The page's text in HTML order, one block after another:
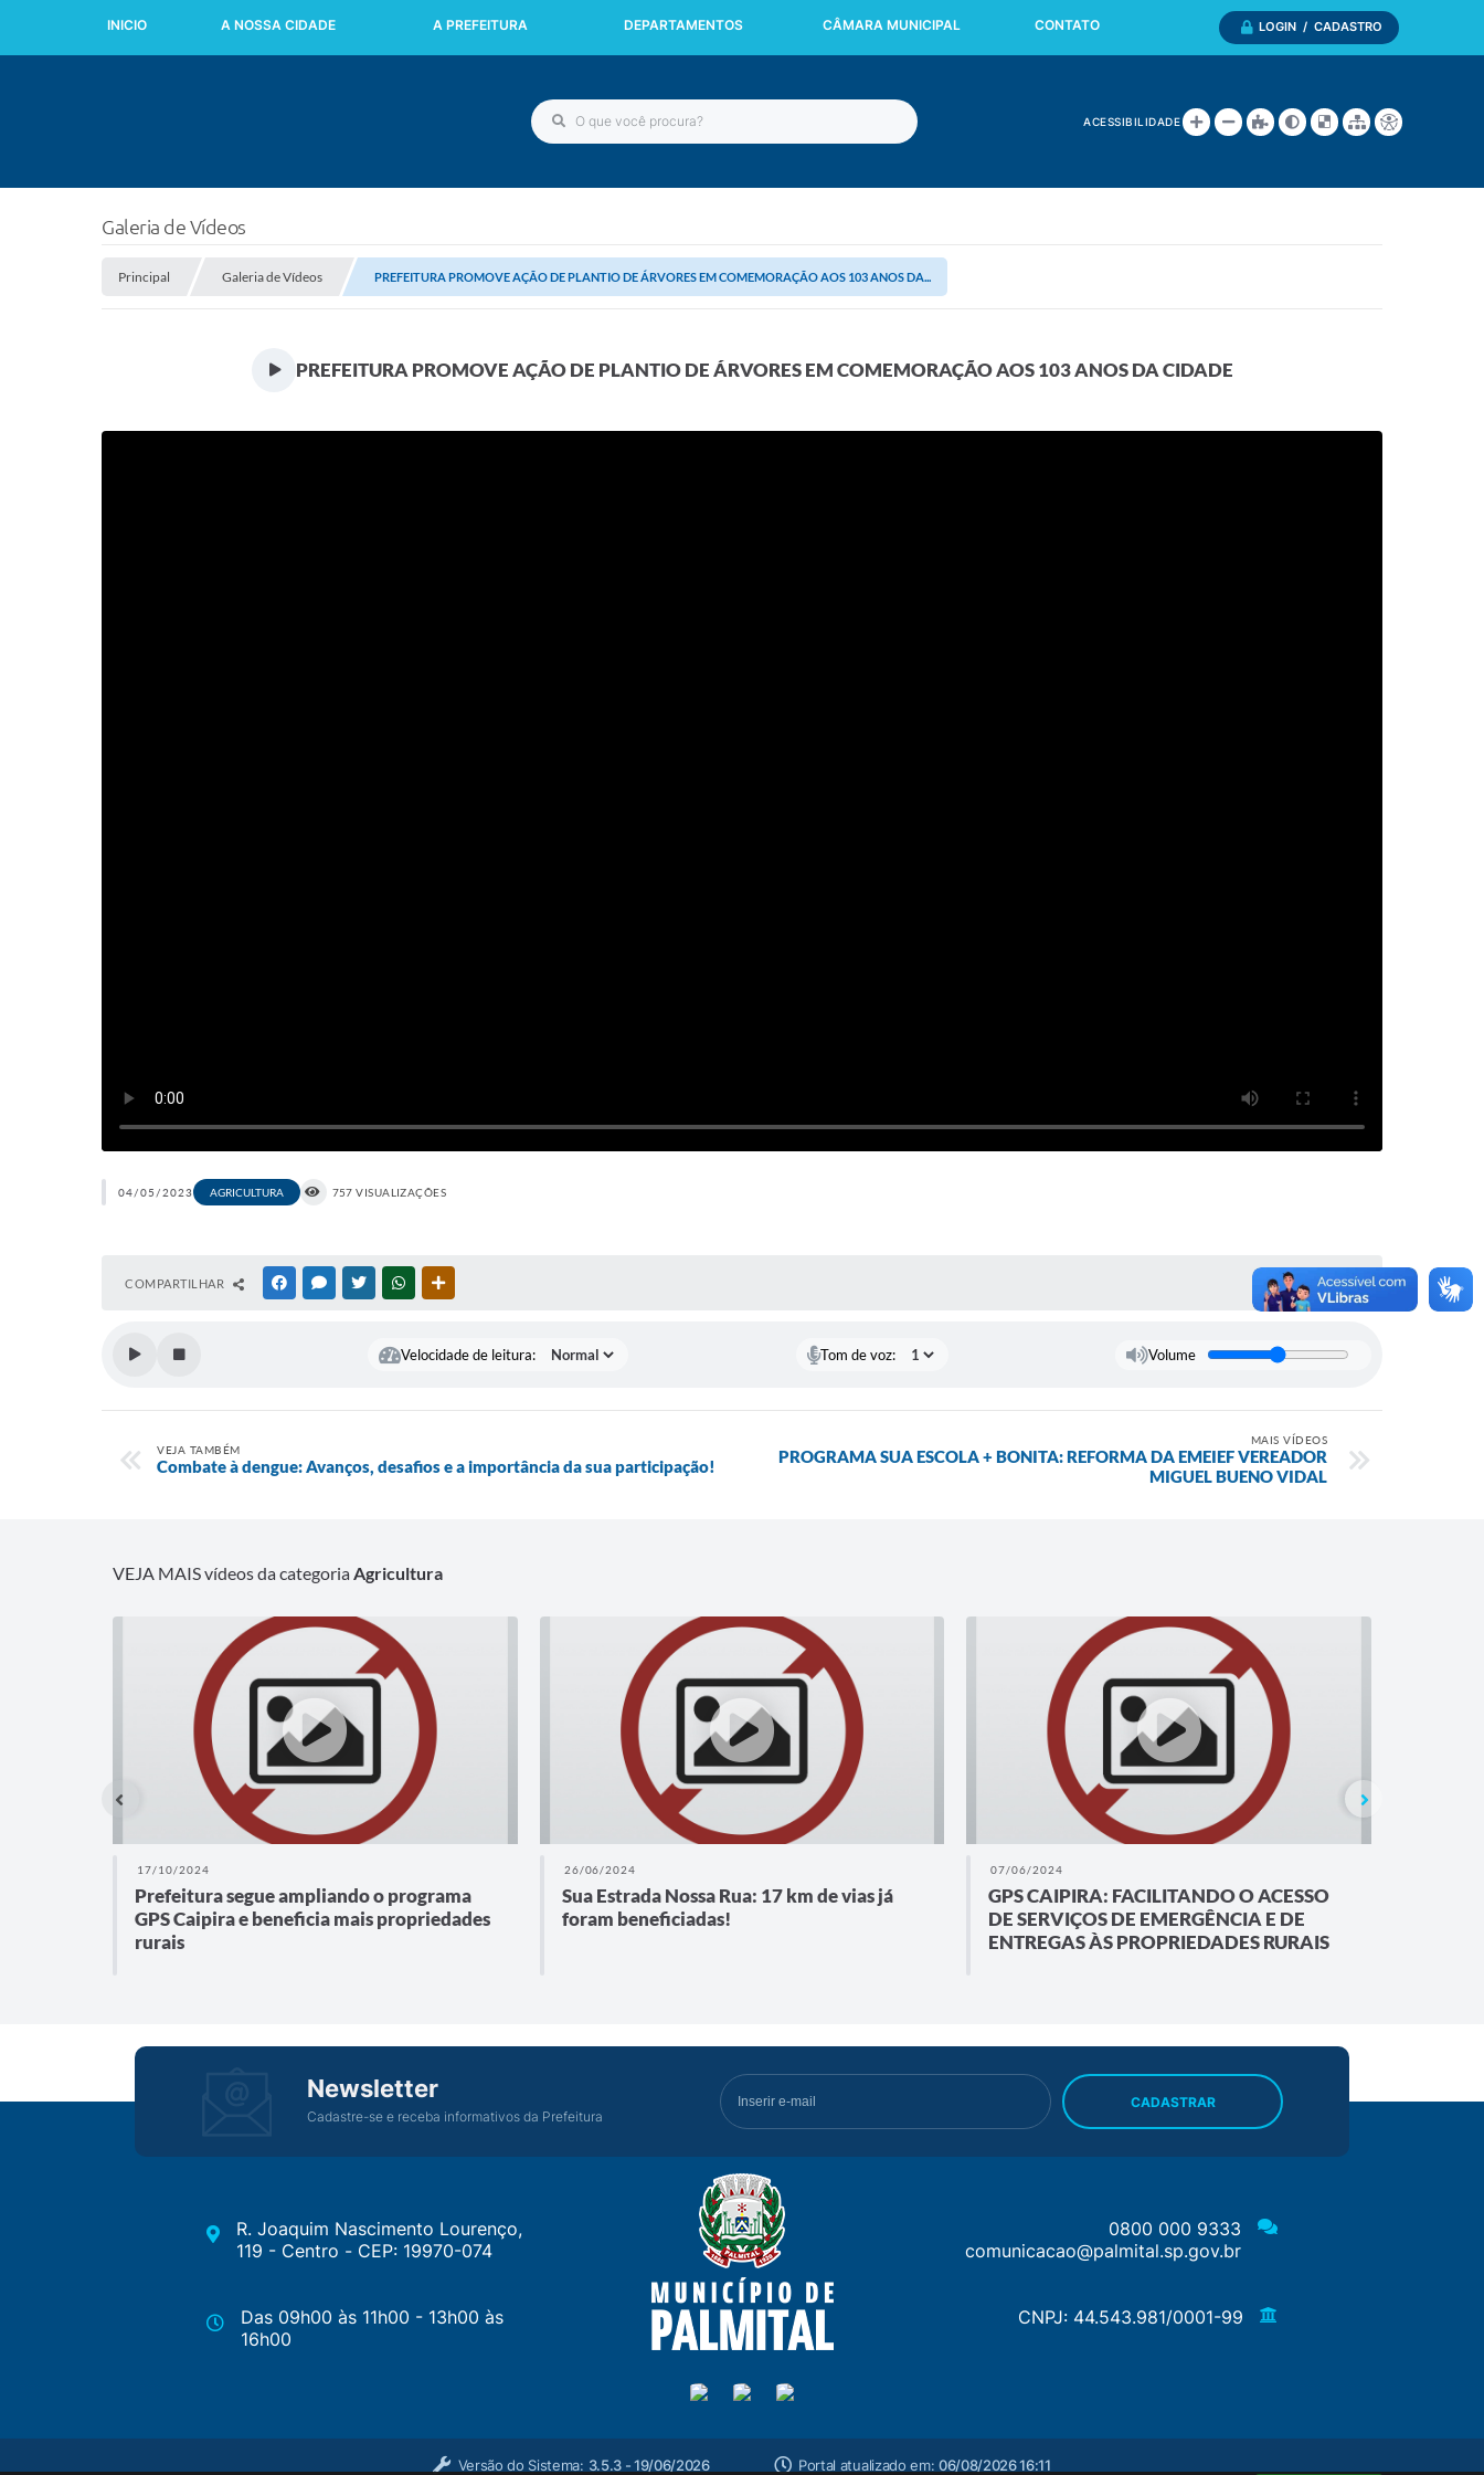
LOGIN / CADASTRO
ACESSIBILIDADE
INICIO A NOSSA CIDADE A PREFEITURA DEPARTAMENTOS CÂMARA MUNICIPAL CONTATO
Galeria de Vídeos
Principal Galeria de Vídeos PREFEITURA PROMOVE AÇÃO DE PLANTIO DE ÁRVORES EM COMEMORAÇÃO AOS 103 ANOS DA...
PREFEITURA PROMOVE AÇÃO DE PLANTIO DE ÁRVORES EM COMEMORAÇÃO AOS 103 ANOS DA CIDADE
04/05/2023 AGRICULTURA 757 VISUALIZAÇÕES
COMPARTILHAR FACEBOOKMESSENGER
TWITTERWHATSAPP
Velocidade de leitura: Tom de voz: Volume
VEJA TAMBÉM
Combate à dengue: Avanços, desafios e a importância da sua participação!
MAIS VÍDEOS
PROGRAMA SUA ESCOLA + BONITA: REFORMA DA EMEIEF VEREADOR
MIGUEL BUENO VIDAL
VEJA MAIS vídeos da categoriaAgricultura
17/10/2024
Prefeitura segue ampliando o programa
GPS Caipira e beneficia mais propriedades
rurais
26/06/2024
Sua Estrada Nossa Rua: 17 km de vias já
foram beneficiadas!
07/06/2024
GPS CAIPIRA: FACILITANDO O ACESSO
DE SERVIÇOS DE EMERGÊNCIA E DE
ENTREGAS ÀS PROPRIEDADES RURAIS
Newsletter
Cadastre-se e receba informativos da Prefeitura
CADASTRAR
0800 000 9333
comunicacao@palmital.sp.gov.br
R. Joaquim Nascimento Lourenço,
119 - Centro - CEP: 19970-074
CNPJ: 44.543.981/0001-99
Das 09h00 às 11h00 - 13h00 às
16h00
Versão do Sistema: 3.5.3 - 19/06/2026 Portal atualizado em: 06/08/2026 16:11